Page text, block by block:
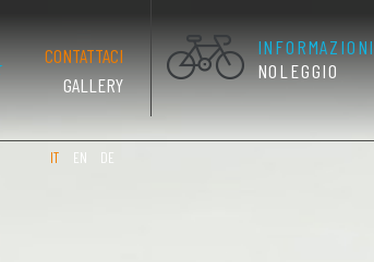
CONTATTACI(PAGINA CORRENTE)
GALLERY
INFORMAZIONI
NOLEGGIO
IT EN DE